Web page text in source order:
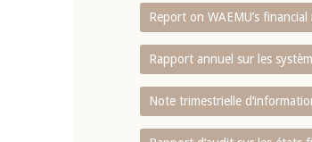
Report on WAEMU’s
Rapport annuel sur les
Note trimestrielle